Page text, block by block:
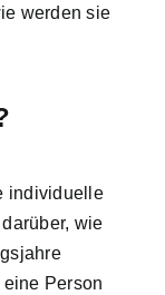
werden sie
individuelle
wie
Person